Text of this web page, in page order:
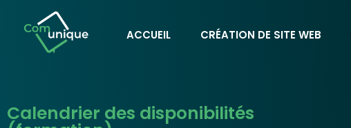
ACCUEIL CRÉATION DE SITE WEB
Calendrier des disponibilités